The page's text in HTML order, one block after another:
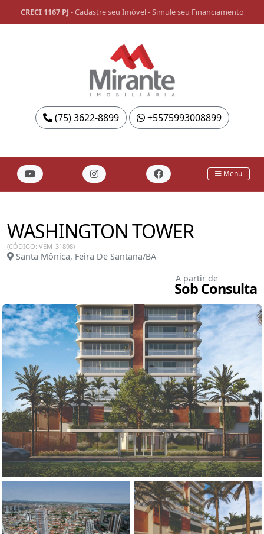
CRECI 1167 PJ -Cadastre seu Imóvel-Simule seu Financiamento
(75) 3622-8899 +5575993008899
Menu
WASHINGTON TOWER
(CÓDIGO: VEM_31898)
Santa Mônica, Feira De Santana/BA
A partir de
Sob Consulta